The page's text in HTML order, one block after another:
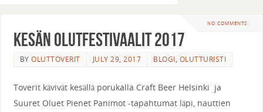
NO COMMENTS
Kesän Olutfestivaalit 2017
BYOLUTTOVERIT JULY 29, 2017 BLOGI, OLUTTURISTI
Toverit kävivät kesällä porukalla Craft Beer Helsinki ja
Suuret Oluet Pienet Panimot -tapahtumat läpi, nauttien